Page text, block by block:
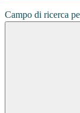
Campo di ricerca